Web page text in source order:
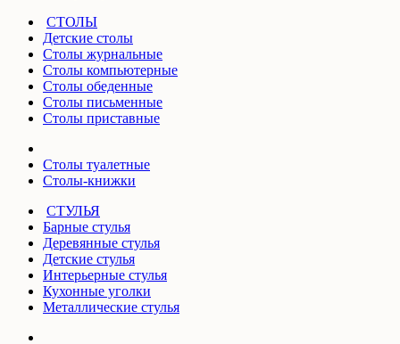
СТОЛЫ
Детские столы
Столы журнальные
Столы компьютерные
Столы обеденные
Столы письменные
Столы приставные
Столы туалетные
Столы-книжки
СТУЛЬЯ
Барные стулья
Деревянные стулья
Детские стулья
Интерьерные стулья
Кухонные уголки
Металлические стулья